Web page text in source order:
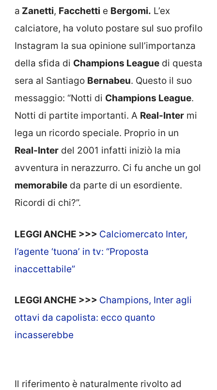
a Zanetti, Facchetti e Bergomi. L’ex
calciatore, ha voluto postare sul suo profilo
Instagram la sua opinione sull’importanza
della sfida di Champions League di questa
sera al Santiago Bernabeu. Questo il suo
messaggio: “Notti di Champions League.
Notti di partite importanti. A Real-Inter mi
lega un ricordo speciale. Proprio in un
Real-Inter del 2001 infatti iniziò la mia
avventura in nerazzurro. Ci fu anche un gol
memorabile da parte di un esordiente.
Ricordi di chi?”.
LEGGI ANCHE >>> Calciomercato Inter,
l’agente ‘tuona’ in tv: “Proposta
inaccettabile”
LEGGI ANCHE >>> Champions, Inter agli
ottavi da capolista: ecco quanto
incasserebbe
Il riferimento è naturalmente rivolto ad